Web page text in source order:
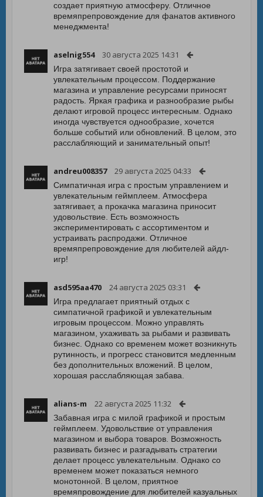
создает приятную атмосферу. Отличное
времяпрепровождение для фанатов активного
менеджмента!
aselnig554 30 августа 2025 14:31
Игра затягивает своей простотой и
увлекательным процессом. Поддержание
магазина и управление ресурсами приносят
радость. Яркая графика и разнообразие рыбы
делают игровой процесс интересным. Однако
иногда чувствуется однообразие, хочется
больше событий или обновлений. В целом, это
расслабляющий и занимательный опыт!
andreu008357 29 августа 2025 04:33
Симпатичная игра с простым управлением и
увлекательным геймплеем. Атмосфера
затягивает, а прокачка магазина приносит
удовольствие. Есть возможность
экспериментировать с ассортиментом и
устраивать распродажи. Отличное
времяпрепровождение для любителей айдл-
игр!
asd595aa470 24 августа 2025 03:31
Игра предлагает приятный отдых с
симпатичной графикой и увлекательным
игровым процессом. Можно управлять
магазином, ухаживать за рыбами и развивать
бизнес. Однако со временем может возникнуть
рутинность, и прогресс становится медленным
без дополнительных вложений. В целом,
хорошая расслабляющая забава.
alians-m 22 августа 2025 11:32
Забавная игра с милой графикой и простым
геймплеем. Удовольствие от управления
магазином и выбора товаров. Возможность
развивать бизнес и разгадывать стратегии
делает процесс увлекательным. Однако со
временем может показаться немного
монотонной. В целом, приятное
времяпровождение для любителей казуальных